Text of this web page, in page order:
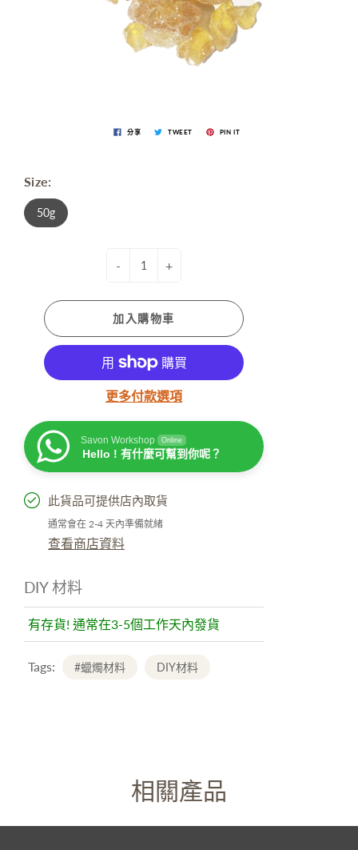
分享 TWEET PIN IT
Size:
50g
- +
加入購物車
更多付款選項
Savon Workshop Online
Hello ! 有什麼可幫到你呢？
此貨品可提供店內取貨
通常會在 2-4 天內準備就緒
查看商店資料
DIY 材料
有存貨! 通常在3-5個工作天內發貨
Tags: #蠟燭材料 DIY材料
相關產品